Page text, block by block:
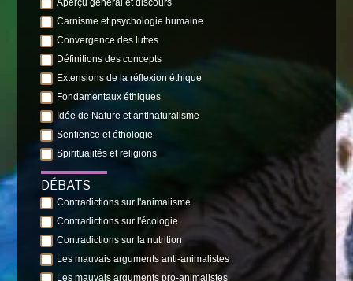
Aperçu général et discours
Carnisme et psychologie humaine
Convergence des luttes
Définitions des concepts
Extensions de la réflexion éthique
Fondamentaux éthiques
Idée de Nature et antinaturalisme
Sentience et éthologie
Spiritualités et religions
DÉBATS
Contradictions sur l'animalisme
Contradictions sur l'écologie
Contradictions sur la nutrition
Les mauvais arguments anti-animalistes
Les mauvais arguments pro-animalistes